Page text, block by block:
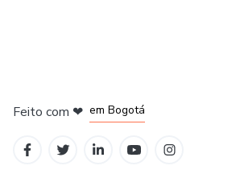
Feito com ❤ em Bogotá